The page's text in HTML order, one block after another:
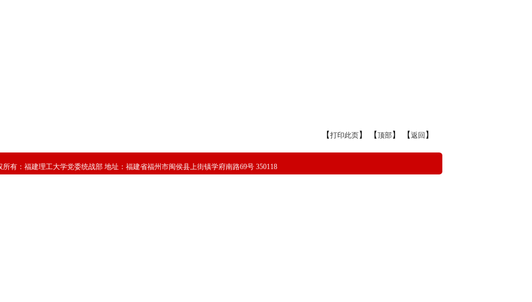
【打印此页】 【顶部】 【返回 】
所有： 福建理工大学党委统战部 地址：福建省福州市闽侯县上街镇学府南路69号 350118